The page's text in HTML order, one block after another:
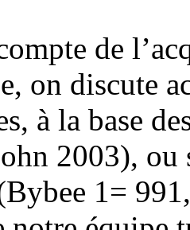
de
on discute
à la base
2003), ou
1=